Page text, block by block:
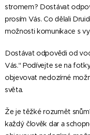
stromem? Dostávat
prosím Vás. Co dělali
možnosti komunikace s
Dostávat odpovědi od
Vás." Podívejte se na
objevovat nedozírné
světa.
Že je těžké rozumět
každý člověk dar a